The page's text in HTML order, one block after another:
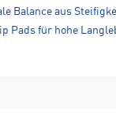
Balance aus
Pads für hohe